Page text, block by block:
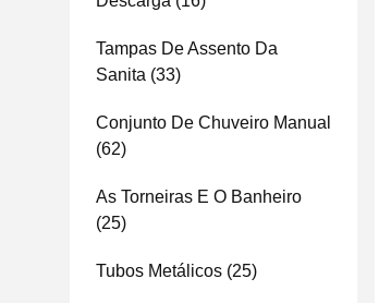
Tampas De Assento Da
Sanita (33)
Conjunto De Chuveiro Manual
(62)
As Torneiras E O Banheiro
(25)
Tubos Metálicos (25)